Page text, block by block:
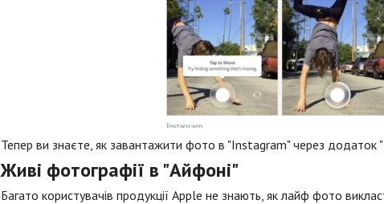
Тепер ви знаєте, як завантажити фото в "Instagram" через додаток
Живі фотографії в "Айфоні"
Багато користувачів продукції Apple не знають, як лайф фото